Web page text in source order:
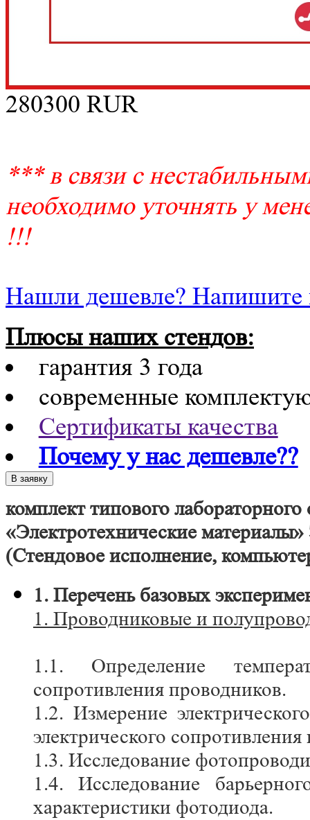
280300 RUR
*** в связи с
необходимо уточнять у
!!!
Нашли дешевле?
Плюсы наших стендов:
гарантия 3 года
современные
Сертификаты качества
Почему у нас дешевле??
комплект типового
«Электротехнические
(Стендовое исполнение,
1. Перечень базовых
1. Проводниковые и
1.1. Определение
сопротивления проводников.
1.2. Измерение
электрического
1.3. Исследование
1.4. Исследование
характеристики фотодиода.